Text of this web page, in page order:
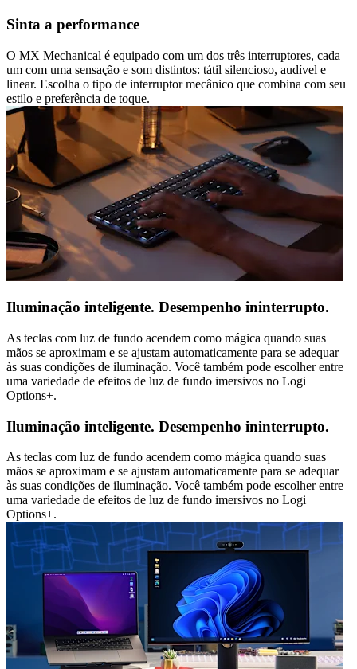
Sinta a performance
O MX Mechanical é equipado com um dos três interruptores, cada
um com uma sensação e som distintos: tátil silencioso, audível e
linear. Escolha o tipo de interruptor mecânico que combina com seu
estilo e preferência de toque.
Iluminação inteligente. Desempenho ininterrupto.
As teclas com luz de fundo acendem como mágica quando suas
mãos se aproximam e se ajustam automaticamente para se adequar
às suas condições de iluminação. Você também pode escolher entre
uma variedade de efeitos de luz de fundo imersivos no Logi
Options+.
Iluminação inteligente. Desempenho ininterrupto.
As teclas com luz de fundo acendem como mágica quando suas
mãos se aproximam e se ajustam automaticamente para se adequar
às suas condições de iluminação. Você também pode escolher entre
uma variedade de efeitos de luz de fundo imersivos no Logi
Options+.